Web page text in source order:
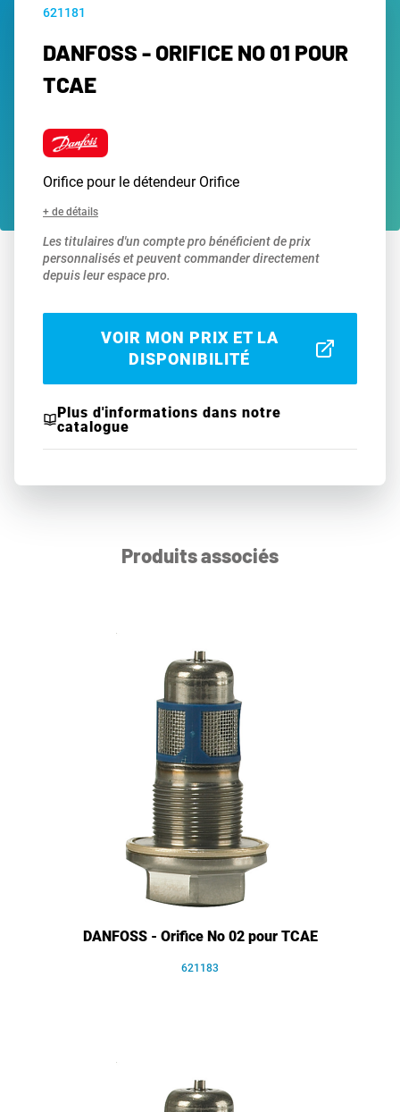
621181
DANFOSS - ORIFICE NO 01 POUR
TCAE
Orifice pour le détendeur Orifice
+ de détails
Les titulaires d'un compte pro bénéficient de prix
personnalisés et peuvent commander directement
depuis leur espace pro.
VOIR MON PRIX ET LA
DISPONIBILITÉ
Plus d'informations dans notre
catalogue
Produits associés
DANFOSS - Orifice No 02 pour TCAE
621183